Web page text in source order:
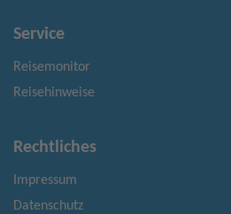
Service
Reisemonitor
Reisehinweise
Rechtliches
Impressum
Datenschutz